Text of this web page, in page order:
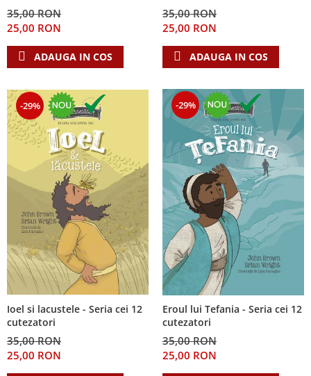
Dezvoltare personala
Mediu
35,00 RON
25,00 RON
ADAUGA IN COS
35,00 RON
25,00 RON
ADAUGA IN COS
-29%
Ioel si lacustele - Seria cei 12
cutezatori
35,00 RON
25,00 RON
-29%
Eroul lui Tefania - Seria cei 12
cutezatori
35,00 RON
25,00 RON